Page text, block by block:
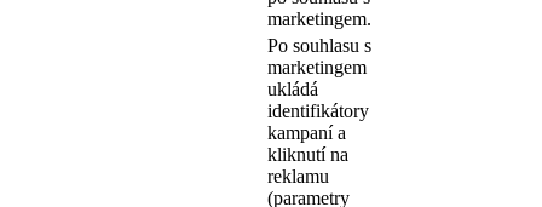
marketingem.
Po souhlasu s
marketingem
ukládá
identifikátory
kampaní a
kliknutí na
reklamu
(parametry